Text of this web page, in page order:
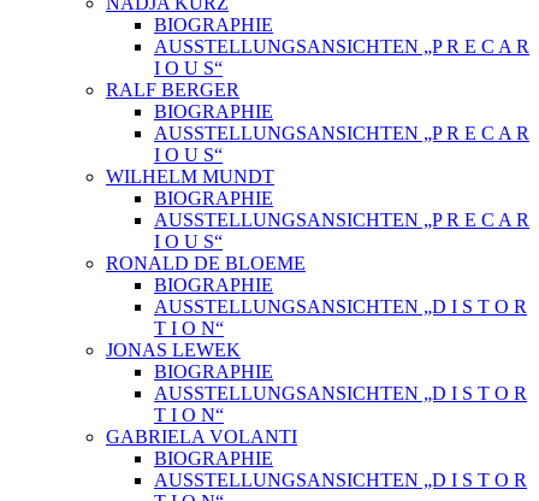
BIOGRAPHIE
AUSSTELLUNGSANSICHTEN „P R E C A R
I O U S“
RALF BERGER
BIOGRAPHIE
AUSSTELLUNGSANSICHTEN „P R E C A R
I O U S“
WILHELM MUNDT
BIOGRAPHIE
AUSSTELLUNGSANSICHTEN „P R E C A R
I O U S“
RONALD DE BLOEME
BIOGRAPHIE
AUSSTELLUNGSANSICHTEN „D I S T O R
T I O N“
JONAS LEWEK
BIOGRAPHIE
AUSSTELLUNGSANSICHTEN „D I S T O R
T I O N“
GABRIELA VOLANTI
BIOGRAPHIE
AUSSTELLUNGSANSICHTEN „D I S T O R